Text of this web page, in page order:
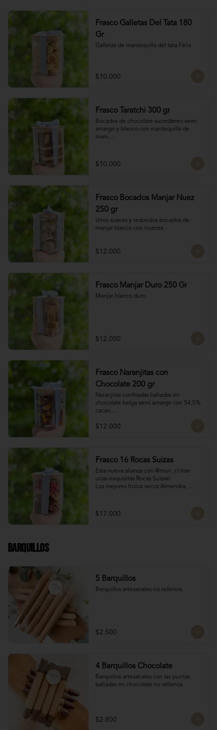
Frasco Galletas Del Tata 180
Gr
Galletas de mantequilla del tata Félix
$10.000
Frasco Taratchi 300 gr
Bocados de chocolate sucedáneo semi
amargo y blanco con mantequilla de
maní.
$10.000
Frasco Bocados Manjar Nuez
250 gr
Unos suaves y redondos bocados de
manjar blanco con nueces
$12.000
Frasco Manjar Duro 250 Gr
Manjar blanco duro
$12.000
Frasco Naranjitas con
Chocolate 200 gr
Naranjitas confitadas bañadas en
chocolate belga semi amargo con 54,5%
cacao.
$12.000
Frasco 16 Rocas Suizas
Esta nueva alianza con @mun_cl trae
unas exquisitas Rocas Suizas!
Los mejores frutos secos Almendra,
4 tipos de chocolate
Chocolate Bitter
$17.000
Barquillos
5 Barquillos
Barquillos artesanales no rellenos
$2.500
4 Barquillos Chocolate
Barquillos artesanales con las puntas
bañadas en chocolate no rellenos
$2.800